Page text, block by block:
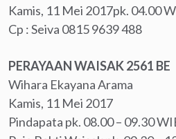
Kamis, 11 Mei 2017pk. 04.00
Cp : Seiva ‪0815 9639 488‬
PERAYAAN WAISAK 2561 BE
Wihara Ekayana Arama
Kamis, 11 Mei 2017
Pindapata pk. 08.00 – 09.30